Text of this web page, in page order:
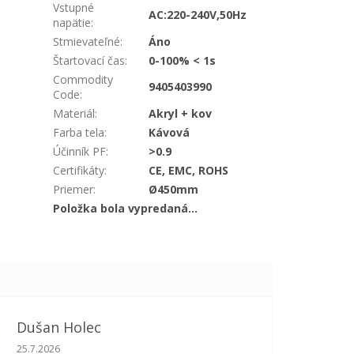
Vstupné
napätie:
AC:220-240V,50Hz
Stmievateľné:
Áno
Štartovací čas:
0-100% < 1s
Commodity
Code:
9405403990
Materiál:
Akryl + kov
Farba tela:
Kávová
Účinník PF:
>0.9
Certifikáty:
CE, EMC, ROHS
Priemer:
Ø450mm
Položka bola vypredaná…
Dušan Holec
Hodnotenie obchodu je 5 z 5 hviezdičiek.
25.7.2026